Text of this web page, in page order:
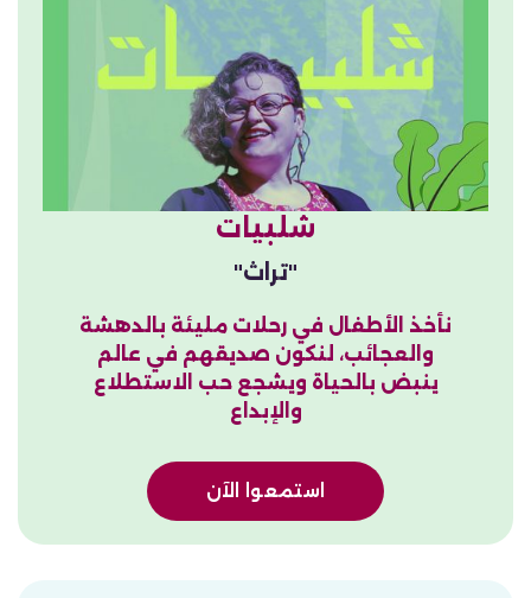
شلبيات
"تراث"
نأخذ الأطفال في رحلات مليئة بالدهشة
والعجائب، لنكون صديقهم في عالم
ينبض بالحياة ويشجع حب الاستطلاع
والإبداع
استمعوا الآن